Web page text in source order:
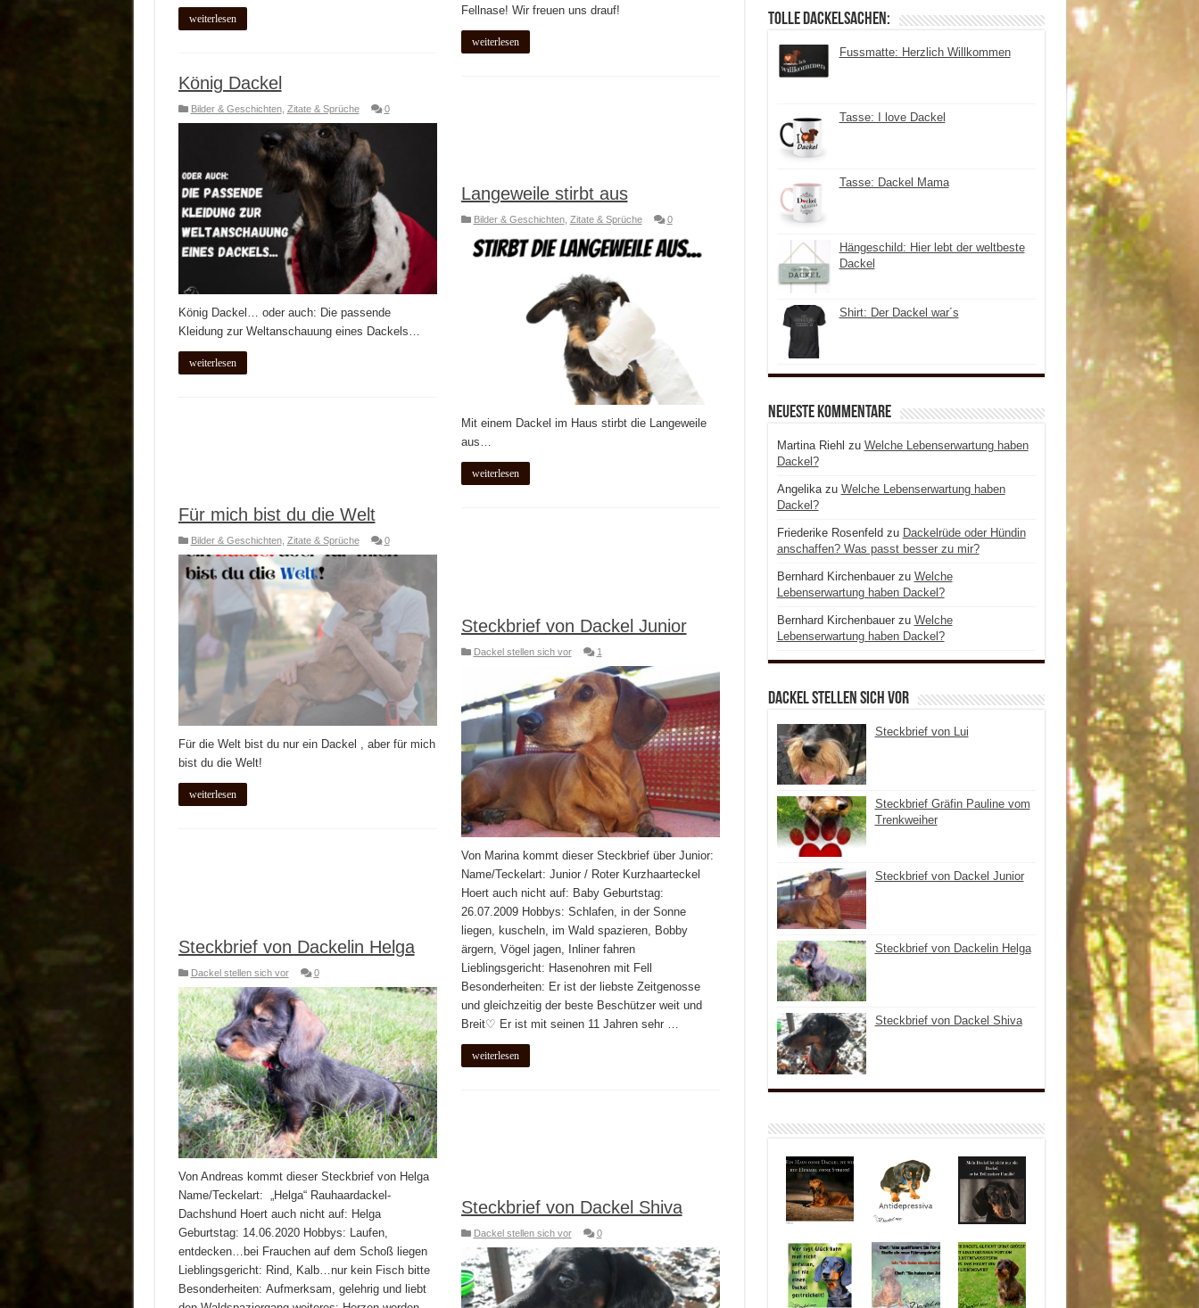
weiterlesen
Fellnase! Wir freuen uns drauf!
weiterlesen
König Dackel
Bilder & Geschichten, Zitate & Sprüche 0
König Dackel… oder auch: Die passende
Kleidung zur Weltanschauung eines Dackels…
weiterlesen
Langeweile stirbt aus
Bilder & Geschichten, Zitate & Sprüche 0
Mit einem Dackel im Haus stirbt die Langeweile
aus…
weiterlesen
Für mich bist du die Welt
Bilder & Geschichten, Zitate & Sprüche 0
Für die Welt bist du nur ein Dackel , aber für mich
bist du die Welt!
weiterlesen
Steckbrief von Dackel Junior
Dackel stellen sich vor 1
Von Marina kommt dieser Steckbrief über Junior:
Name/Teckelart: Junior / Roter Kurzhaarteckel
Hoert auch nicht auf: Baby Geburtstag:
26.07.2009 Hobbys: Schlafen, in der Sonne
liegen, kuscheln, im Wald spazieren, Bobby
ärgern, Vögel jagen, Inliner fahren
Lieblingsgericht: Hasenohren mit Fell
Besonderheiten: Er ist der liebste Zeitgenosse
und gleichzeitig der beste Beschützer weit und
Breit♡ Er ist mit seinen 11 Jahren sehr …
weiterlesen
Steckbrief von Dackelin Helga
Dackel stellen sich vor 0
Von Andreas kommt dieser Steckbrief von Helga
Name/Teckelart: „Helga“ Rauhaardackel-
Dachshund Hoert auch nicht auf: Helga
Geburtstag: 14.06.2020 Hobbys: Laufen,
entdecken…bei Frauchen auf dem Schoß liegen
Lieblingsgericht: Rind, Kalb…nur kein Fisch bitte
Besonderheiten: Aufmerksam, gelehrig und liebt
Steckbrief von Dackel Shiva
Dackel stellen sich vor 0
Tolle Dackelsachen:
Fussmatte: Herzlich Willkommen
Tasse: I love Dackel
Tasse: Dackel Mama
Hängeschild: Hier lebt der weltbeste
Dackel
Shirt: Der Dackel war´s
Neueste Kommentare
Martina Riehl zu Welche Lebenserwartung haben
Dackel?
Angelikazu Welche Lebenserwartung haben
Dackel?
Friederike Rosenfeldzu Dackelrüde oder Hündin
anschaffen? Was passt besser zu mir?
Bernhard Kirchenbauerzu Welche
Lebenserwartung haben Dackel?
Bernhard Kirchenbauerzu Welche
Lebenserwartung haben Dackel?
Dackel stellen sich vor
Steckbrief von Lui
Steckbrief Gräfin Pauline vom
Trenkweiher
Steckbrief von Dackel Junior
Steckbrief von Dackelin Helga
Steckbrief von Dackel Shiva